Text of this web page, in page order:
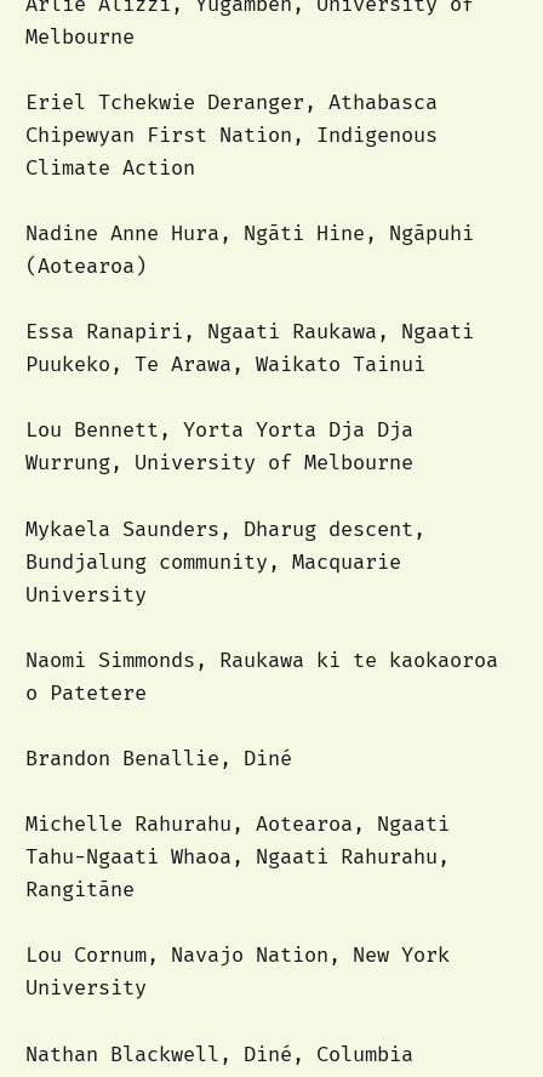
Melbourne
Eriel Tchekwie Deranger, Athabasca
Chipewyan First Nation, Indigenous
Climate Action
Nadine Anne Hura, Ngāti Hine, Ngāpuhi
(Aotearoa)
Essa Ranapiri, Ngaati Raukawa, Ngaati
Puukeko, Te Arawa, Waikato Tainui
Lou Bennett, Yorta Yorta Dja Dja
Wurrung, University of Melbourne
Mykaela Saunders, Dharug descent,
Bundjalung community, Macquarie
University
Naomi Simmonds, Raukawa ki te kaokaoroa
o Patetere
Brandon Benallie, Diné
Michelle Rahurahu, Aotearoa, Ngaati
Tahu-Ngaati Whaoa, Ngaati Rahurahu,
Rangitāne
Lou Cornum, Navajo Nation, New York
University
Nathan Blackwell, Diné, Columbia